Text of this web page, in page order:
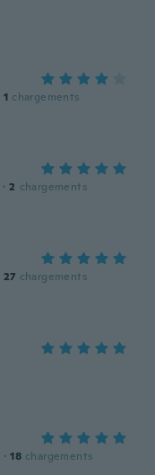
1 chargements
· 2 chargements
27 chargements
· 18 chargements